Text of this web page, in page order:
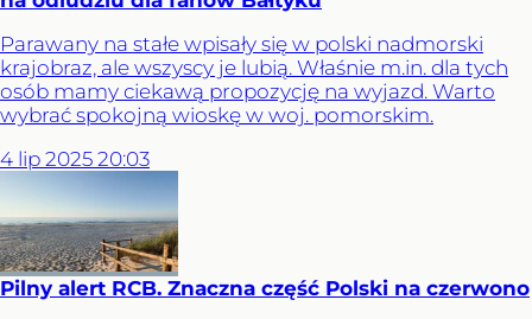
Parawany na stałe wpisały się w polski nadmorski
krajobraz, ale wszyscy je lubią. Właśnie m.in. dla tych
osób mamy ciekawą propozycję na wyjazd. Warto
wybrać spokojną wioskę w woj. pomorskim.
4 lip 2025 20:03
Pilny alert RCB. Znaczna część Polski na czerwono